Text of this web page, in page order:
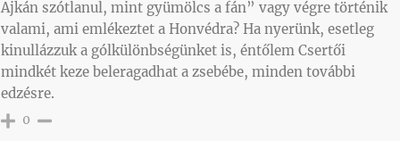
Ajkán szótlanul, mint gyümölcs a fán” vagy végre történik
valami, ami emlékeztet a Honvédra? Ha nyerünk, esetleg
kinullázzuk a gólkülönbségünket is, éntőlem Csertői
mindkét keze beleragadhat a zsebébe, minden további
edzésre.
0